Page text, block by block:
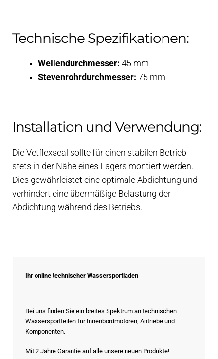
Technische Spezifikationen:
Wellendurchmesser: 45 mm
Stevenrohrdurchmesser: 75 mm
Installation und Verwendung:
Die Vetflexseal sollte für einen stabilen Betrieb
stets in der Nähe eines Lagers montiert werden.
Dies gewährleistet eine optimale Abdichtung und
verhindert eine übermäßige Belastung der
Abdichtung während des Betriebs.
Ihr online technischer Wassersportladen
Bei uns finden Sie ein breites Spektrum an technischen
Wassersportteilen für Innenbordmotoren, Antriebe und
Komponenten.
Mit 2 Jahre Garantie auf alle unsere neuen Produkte!